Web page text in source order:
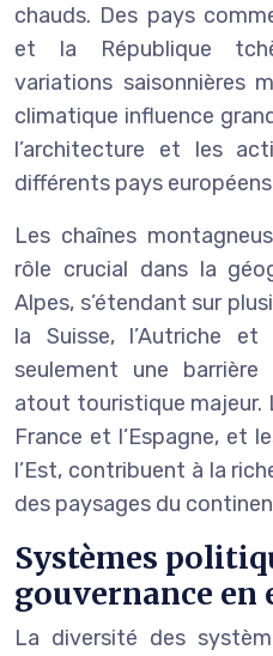
chauds. Des pays
et la République
variations saisonnières
climatique influence
l’architecture et les
différents pays
Les chaînes
rôle crucial dans la
Alpes, s’étendant sur
la Suisse, l’Autriche
seulement une
atout touristique majeur.
France et l’Espagne, et
l’Est, contribuent à la
des paysages du
Systèmes
gouvernance en
La diversité des